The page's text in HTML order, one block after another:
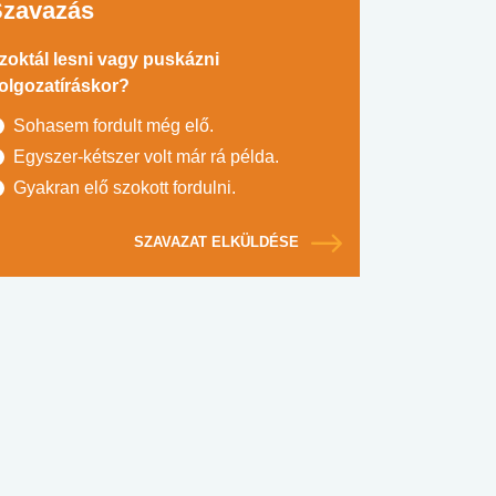
lesni vagy puskázni
Sohasem fordult még elő.
Egyszer-kétszer volt már rá példa.
Gyakran elő szokott fordulni.
SZAVAZAT ELKÜLDÉSE